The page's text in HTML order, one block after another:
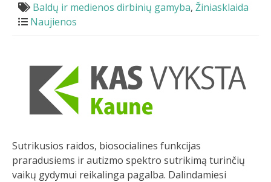
Baldų ir medienos dirbinių gamyba, Žiniasklaida
Naujienos
Sutrikusios raidos, biosocialines funkcijas
praradusiems ir autizmo spektro sutrikimą turinčių
vaikų gydymui reikalinga pagalba. Dalindamiesi